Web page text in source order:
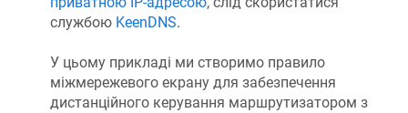
службою KeenDNS.
У цьому прикладі ми створимо правило
міжмережевого екрану для забезпечення
дистанційного керування маршрутизатором з